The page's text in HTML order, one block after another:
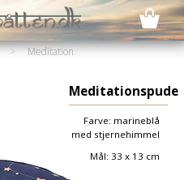
>
Meditation
Meditationspude
Farve: marineblå
med stjernehimmel
Mål: 33 x 13 cm